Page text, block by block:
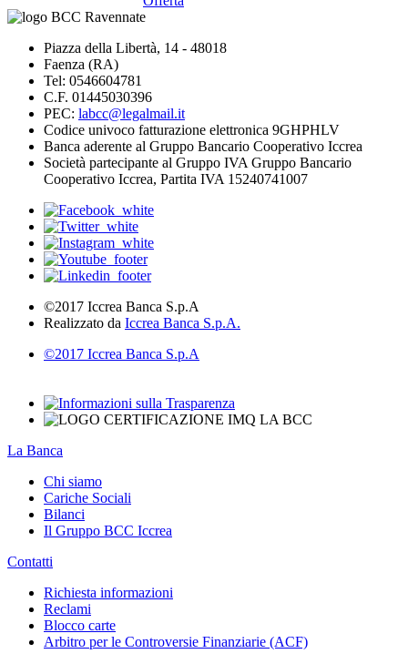
Piazza della Libertà, 14 - 48018
Faenza (RA)
Tel: 0546604781
C.F. 01445030396
PEC: labcc@legalmail.it
Codice univoco fatturazione elettronica 9GHPHLV
Banca aderente al Gruppo Bancario Cooperativo Iccrea
Società partecipante al Gruppo IVA Gruppo Bancario
Cooperativo Iccrea, Partita IVA 15240741007
©2017 Iccrea Banca S.p.A
Realizzato da Iccrea Banca S.p.A.
©2017 Iccrea Banca S.p.A
La Banca
Chi siamo
Cariche Sociali
Bilanci
Il Gruppo BCC Iccrea
Contatti
Richiesta informazioni
Reclami
Blocco carte
Arbitro per le Controversie Finanziarie (ACF)